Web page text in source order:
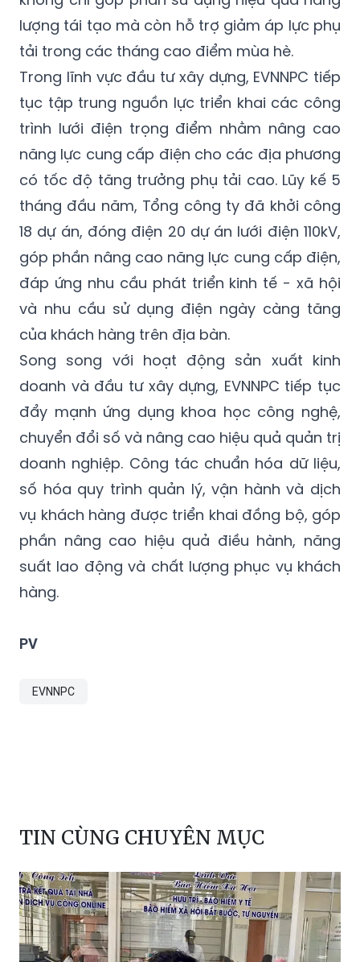
lượng tái tạo mà còn hỗ trợ giảm áp lực phụ
tải trong các tháng cao điểm mùa hè.
Trong lĩnh vực đầu tư xây dựng, EVNNPC tiếp
tục tập trung nguồn lực triển khai các công
trình lưới điện trọng điểm nhằm nâng cao
năng lực cung cấp điện cho các địa phương
có tốc độ tăng trưởng phụ tải cao. Lũy kế 5
tháng đầu năm, Tổng công ty đã khởi công
18 dự án, đóng điện 20 dự án lưới điện 110kV,
góp phần nâng cao năng lực cung cấp điện,
đáp ứng nhu cầu phát triển kinh tế - xã hội
và nhu cầu sử dụng điện ngày càng tăng
của khách hàng trên địa bàn.
Song song với hoạt động sản xuất kinh
doanh và đầu tư xây dựng, EVNNPC tiếp tục
đẩy mạnh ứng dụng khoa học công nghệ,
chuyển đổi số và nâng cao hiệu quả quản trị
doanh nghiệp. Công tác chuẩn hóa dữ liệu,
số hóa quy trình quản lý, vận hành và dịch
vụ khách hàng được triển khai đồng bộ, góp
phần nâng cao hiệu quả điều hành, năng
suất lao động và chất lượng phục vụ khách
hàng.
PV
EVNNPC
TIN CÙNG CHUYÊN MỤC